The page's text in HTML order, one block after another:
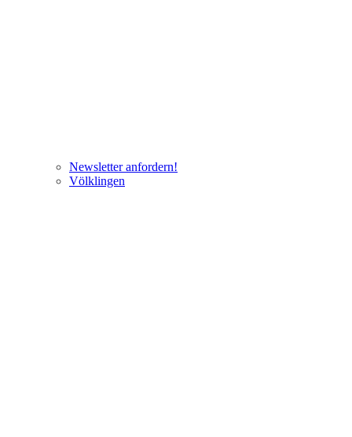
Newsletter anfordern!
Völklingen